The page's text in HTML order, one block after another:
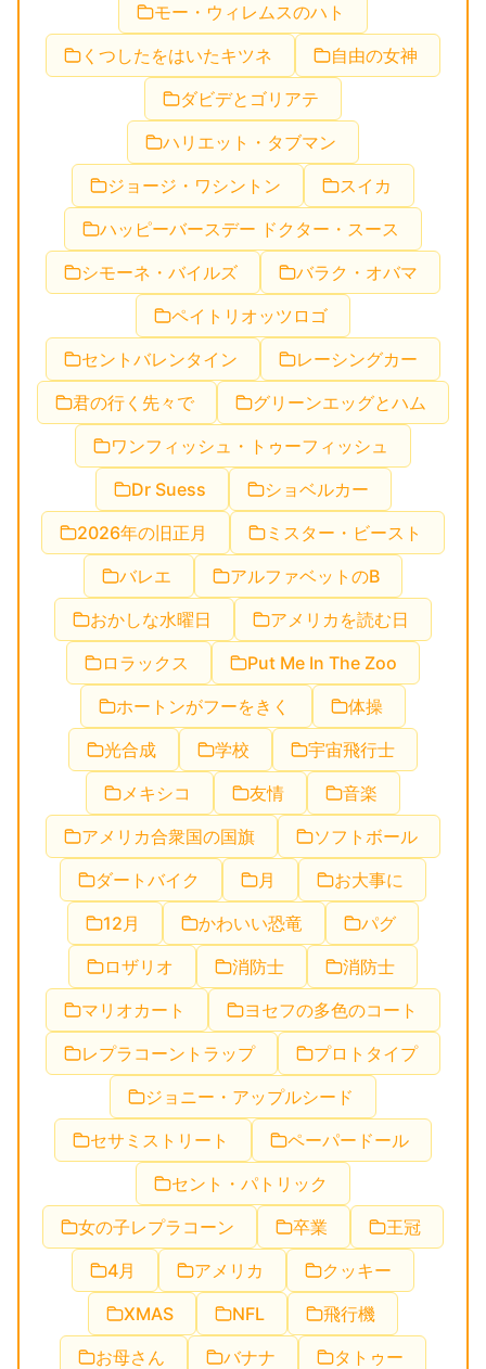
モー・ウィレムスのハト
くつしたをはいたキツネ
自由の女神
ダビデとゴリアテ
ハリエット・タブマン
ジョージ・ワシントン
スイカ
ハッピーバースデー ドクター・スース
シモーネ・バイルズ
バラク・オバマ
ペイトリオッツロゴ
セントバレンタイン
レーシングカー
君の行く先々で
グリーンエッグとハム
ワンフィッシュ・トゥーフィッシュ
Dr Suess
ショベルカー
2026年の旧正月
ミスター・ビースト
バレエ
アルファベットのB
おかしな水曜日
アメリカを読む日
ロラックス
Put Me In The Zoo
ホートンがフーをきく
体操
光合成
学校
宇宙飛行士
メキシコ
友情
音楽
アメリカ合衆国の国旗
ソフトボール
ダートバイク
月
お大事に
12月
かわいい恐竜
パグ
ロザリオ
消防士
消防士
マリオカート
ヨセフの多色のコート
レプラコーントラップ
プロトタイプ
ジョニー・アップルシード
セサミストリート
ペーパードール
セント・パトリック
女の子レプラコーン
卒業
王冠
4月
アメリカ
クッキー
XMAS
NFL
飛行機
お母さん
バナナ
タトゥー